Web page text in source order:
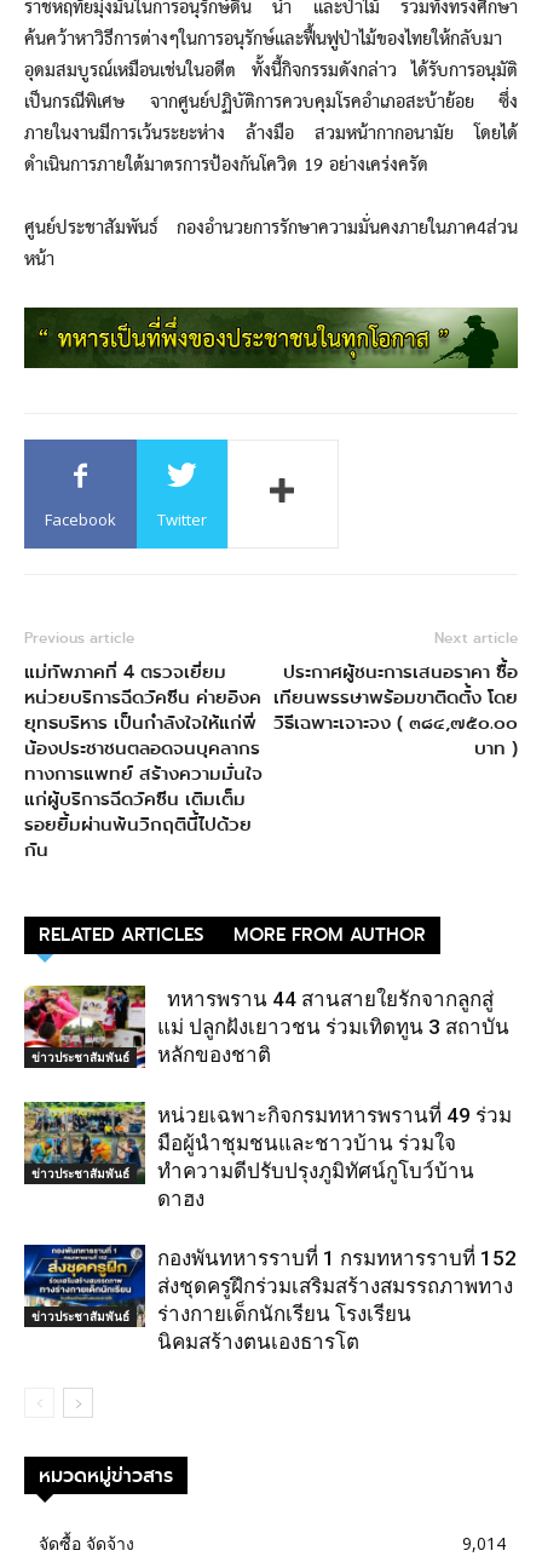
ราชหฤทัยมุ่งมั่นในการอนุรักษ์ดิน น้ำ และป่าไม้ รวมทั้งทรงศึกษา
ค้นคว้าหาวิธีการต่างๆในการอนุรักษ์และฟื้นฟูป่าไม้ของไทยให้กลับมา
อุดมสมบูรณ์เหมือนเช่นในอดีต ทั้งนี้กิจกรรมดังกล่าว ได้รับการอนุมัติ
เป็นกรณีพิเศษ จากศูนย์ปฏิบัติการควบคุมโรคอำเภอสะบ้าย้อย ซึ่ง
ภายในงานมีการเว้นระยะห่าง ล้างมือ สวมหน้ากากอนามัย โดยได้
ดำเนินการภายใต้มาตรการป้องกันโควิด 19 อย่างเคร่งครัด
ศูนย์ประชาสัมพันธ์ กองอำนวยการรักษาความมั่นคงภายในภาค4ส่วน
หน้า
Facebook Twitter
Previous article
แม่ทัพภาคที่ 4 ตรวจเยี่ยม
หน่วยบริการฉีดวัคซีน ค่ายอิงค
ยุทธบริหาร เป็นกำลังใจให้แก่พี่
น้องประชาชนตลอดจนบุคลากร
ทางการแพทย์ สร้างความมั่นใจ
แก่ผู้บริการฉีดวัคซีน เติมเต็ม
รอยยิ้มผ่านพ้นวิกฤตินี้ไปด้วย
กัน
Next article
ประกาศผู้ชนะการเสนอราคา ซื้อ
เทียนพรรษาพร้อมขาติดตั้ง โดย
วิธีเฉพาะเจาะจง ( ๓๘๔,๗๕๐.๐๐
บาท )
RELATED ARTICLES MORE FROM AUTHOR
ข่าวประชาสัมพันธ์
ทหารพราน 44 สานสายใยรักจากลูกสู่
แม่ ปลูกฝังเยาวชน ร่วมเทิดทูน 3 สถาบัน
หลักของชาติ
ข่าวประชาสัมพันธ์
หน่วยเฉพาะกิจกรมทหารพรานที่ 49 ร่วม
มือผู้นำชุมชนและชาวบ้าน ร่วมใจ
ทำความดีปรับปรุงภูมิทัศน์กูโบว์บ้าน
ดาฮง
ข่าวประชาสัมพันธ์
กองพันทหารราบที่ 1 กรมทหารราบที่ 152
ส่งชุดครูฝึกร่วมเสริมสร้างสมรรถภาพทาง
ร่างกายเด็กนักเรียน โรงเรียน
นิคมสร้างตนเองธารโต
หมวดหมู่ข่าวสาร
จัดซื้อ จัดจ้าง
9,014